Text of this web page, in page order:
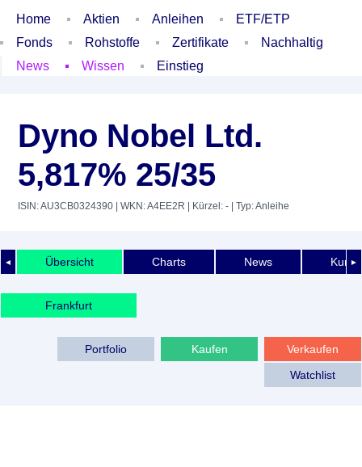
Home Aktien Anleihen
ETF/ETP
Fonds
Rohstoffe Zertifikate
Nachhaltig
News
Wissen Einstieg
Dyno Nobel Ltd.
5,817% 25/35
ISIN: AU3CB0324390 | WKN: A4EE2R | Kürzel: - | Typ: Anleihe
◄ ►
Übersicht Charts News
Frankfurt
Verkaufen
Kaufen
Portfolio
Watchlist